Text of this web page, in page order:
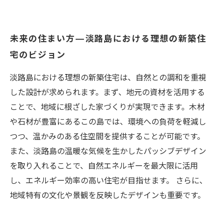
未来の住まい方—淡路島における理想の新築住
宅のビジョン
淡路島における理想の新築住宅は、自然との調和を重視
した設計が求められます。まず、地元の資材を活用する
ことで、地域に根ざした家づくりが実現できます。木材
や石材が豊富にあるこの島では、環境への負荷を軽減し
つつ、温かみのある住空間を提供することが可能です。
また、淡路島の温暖な気候を生かしたパッシブデザイン
を取り入れることで、自然エネルギーを最大限に活用
し、エネルギー効率の高い住宅が目指せます。 さらに、
地域特有の文化や景観を反映したデザインも重要です。